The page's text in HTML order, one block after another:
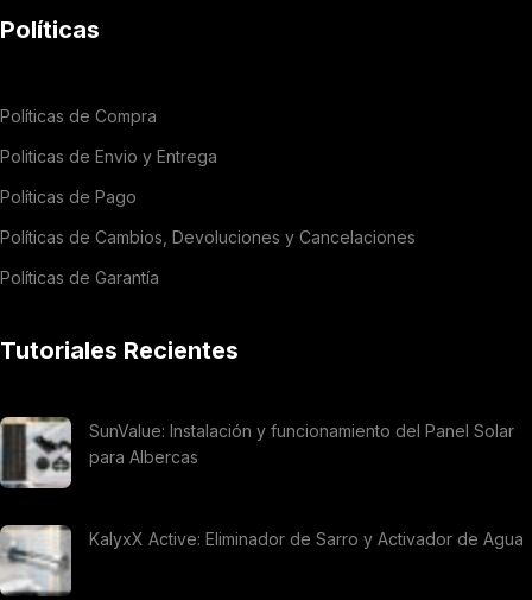
Políticas
Políticas de Compra
Politicas de Envio y Entrega
Políticas de Pago
Políticas de Cambios, Devoluciones y Cancelaciones
Políticas de Garantía
Tutoriales Recientes
SunValue: Instalación y funcionamiento del Panel Solar
para Albercas
KalyxX Active: Eliminador de Sarro y Activador de Agua